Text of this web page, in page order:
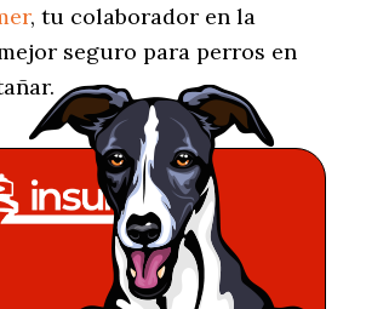
, tu colaborador en la
seguro para perros en